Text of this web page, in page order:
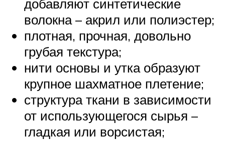
добавляют синтетические
волокна – акрил или полиэстер;
плотная, прочная, довольно
грубая текстура;
нити основы и утка образуют
крупное шахматное плетение;
структура ткани в зависимости
от использующегося сырья –
гладкая или ворсистая;